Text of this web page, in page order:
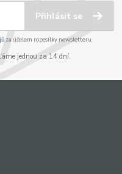
Přihlásit se
za účelem rozesílky newsletteru.
jednou za 14 dní.